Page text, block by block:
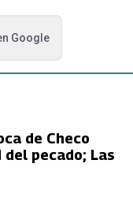
Google
de Checo
pecado; Las